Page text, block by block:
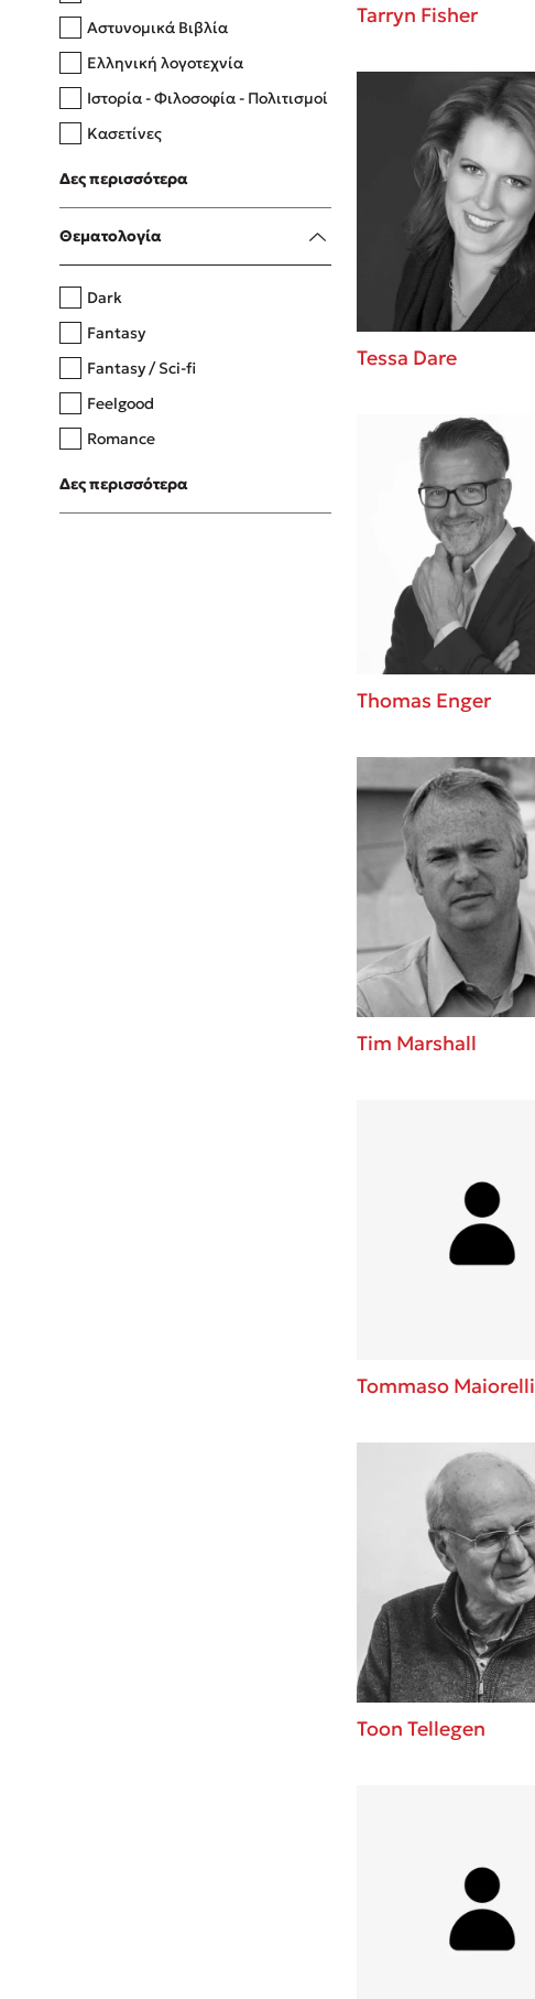
Δανάη Δεληγεώργη
Πάνω, κάτω, μπροστά, πίσω
Η μέθοδος Αφήστε τους
Αστυνομικά Βιβλία
Ελληνική λογοτεχνία
Ιστορία - Φιλοσοφία - Πολιτισμοί
Κασετίνες
Λευκώματα - Έγχρωμοι οδηγοί
Μαγειρική
Δες περισσότερα
Θεματολογία
Dark
Fantasy
Fantasy / Sci-fi
Feelgood
Romance
Upmarket
Young Adult
Δες περισσότερα
Tarryn Fisher
Tessa Dare
Thomas Enger
Tim Marshall
Tommaso Maiorelli
Toon Tellegen